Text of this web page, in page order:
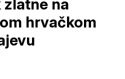
zlatne na
hrvačkom